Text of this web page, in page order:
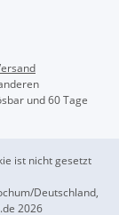
und 60 Tage
ist nicht gesetzt
Deutschland,
2026